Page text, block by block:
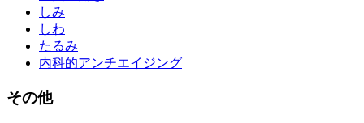
しみ
しわ
たるみ
内科的アンチエイジング
その他